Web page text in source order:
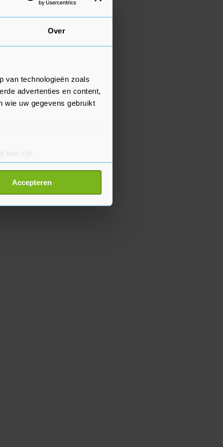
Over
van technologieën zoals
advertenties en content,
wie uw gegevens gebruikt
kan zijn
detailgedeelte
Accepteren